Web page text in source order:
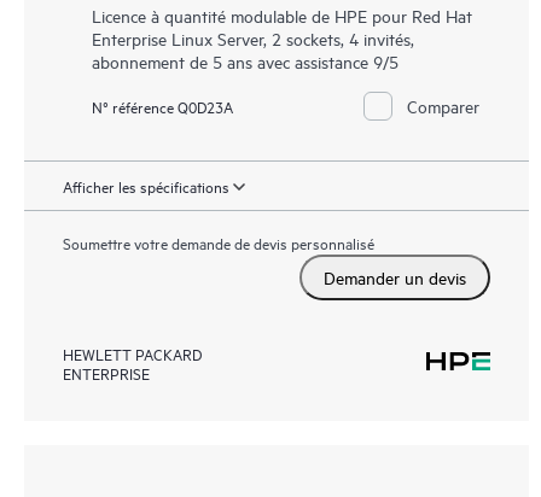
Licence à quantité modulable de HPE pour Red Hat
Enterprise Linux Server, 2 sockets, 4 invités,
abonnement de 5 ans avec assistance 9/5
N° référence Q0D23A Comparer
Afficher les spécifications
Soumettre votre demande de devis personnalisé
Demander un devis
HEWLETT PACKARD
ENTERPRISE